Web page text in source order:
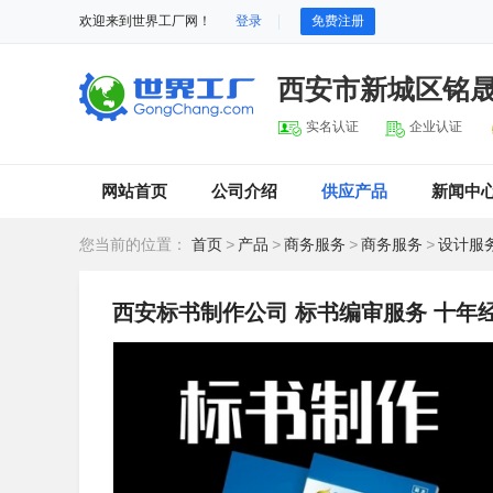
欢迎来到世界工厂网！ 登录 免费注册
西安市新城区铭
实名认证 企业认证
网站首页 公司介绍 供应产品 新闻中
您当前的位置： 首页 > 产品 >商务服务 >商务服务 >设计服
西安标书制作公司 标书编审服务 十年